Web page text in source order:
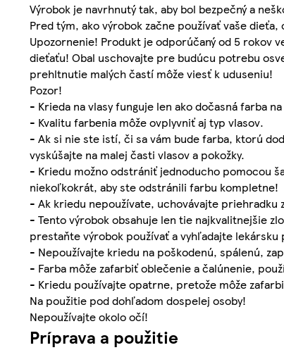
Výrobok je navrhnutý tak, aby bol bezpečný a
Pred tým, ako výrobok začne používať vaše
Upozornenie! Produkt je odporúčaný od 5 rokov
dieťaťu! Obal uschovajte pre budúcu potrebu
prehltnutie malých častí môže viesť k uduseniu!
Pozor!
- Krieda na vlasy funguje len ako dočasná farba na
- Kvalitu farbenia môže ovplyvniť aj typ vlasov.
- Ak si nie ste istí, či sa vám bude farba, ktorú
vyskúšajte na malej časti vlasov a pokožky.
- Kriedu možno odstrániť jednoducho pomocou
niekoľkokrát, aby ste odstránili farbu kompletne!
- Ak kriedu nepoužívate, uchovávajte priehradku
- Tento výrobok obsahuje len tie najkvalitnejšie
prestaňte výrobok používať a vyhľadajte lekársku
- Nepoužívajte kriedu na poškodenú, spálenú,
- Farba môže zafarbiť oblečenie a čalúnenie,
- Kriedu používajte opatrne, pretože môže
Na použitie pod dohľadom dospelej osoby!
Nepoužívajte okolo očí!
Príprava a použitie